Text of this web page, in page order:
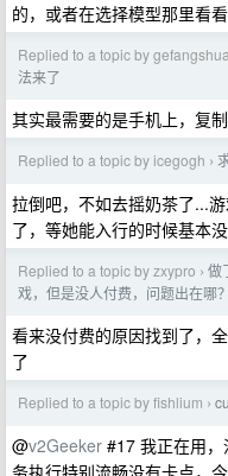
的，或者在选择模型那里看看
Replied to a topic by
法来了
其实最需要的是手机上，复
Replied to a topic by icegogh ›
拉倒吧，不如去摇奶茶了...
了，等她能入行的时候基本
Replied to a topic by zxypro › 做
戏，但是没人付费，问题出在哪？
看来没付费的原因找到了，
了
Replied to a topic by fishlium ›
@v2Geeker #17 我正在用
务执行特别流畅没有卡点，